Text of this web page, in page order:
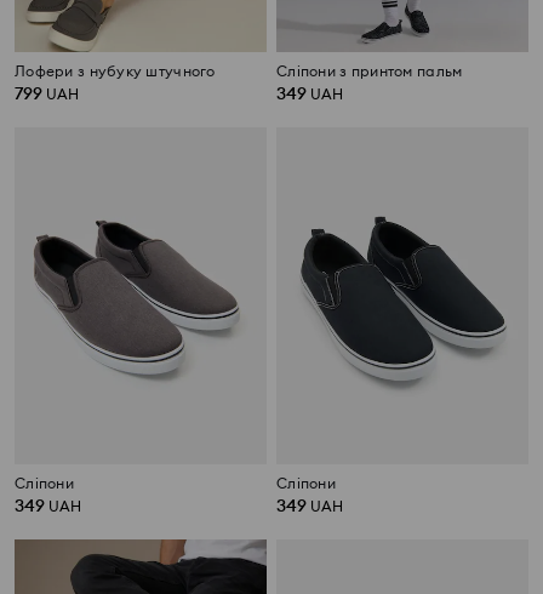
Лофери з нубуку штучного
799 UAH
Сліпони з принтом пальм
349 UAH
Сліпони
349 UAH
Сліпони
349 UAH